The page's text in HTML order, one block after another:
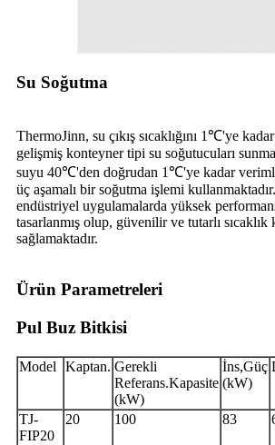
Su Soğutma
ThermoJinn, su çıkış sıcaklığını 1℃'ye
gelişmiş konteyner tipi su soğutucuları
suyu 40℃'den doğrudan 1℃'ye kadar
üç aşamalı bir soğutma işlemi
endüstriyel uygulamalarda yüksek
tasarlanmış olup, güvenilir ve tutarlı sıcaklık
sağlamaktadır.
Ürün Parametreleri
Pul Buz Bitkisi
Model Kaptan. Gerekli
Referans.Kapasite
(kW)
İns,Güç
(kW)
TJ-
FIP20
20 100 83